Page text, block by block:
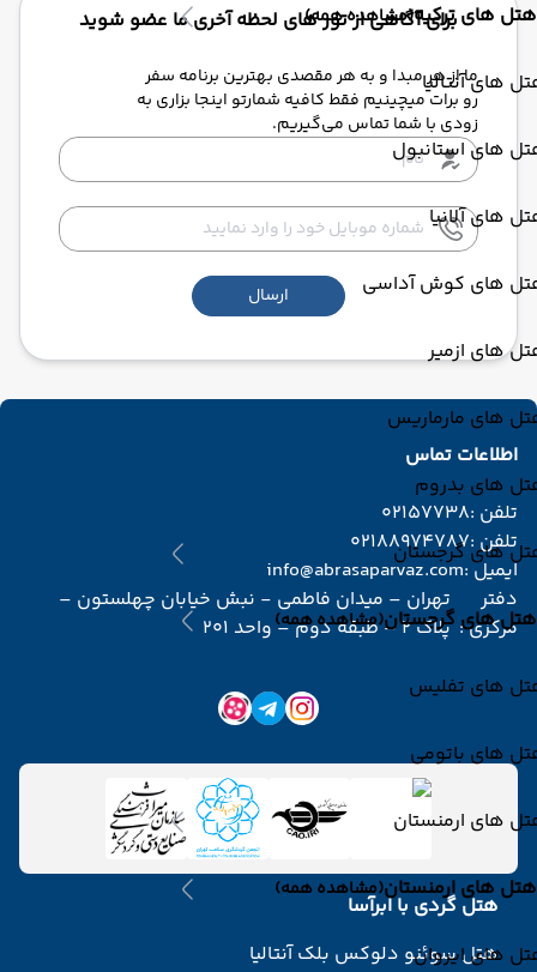
هتل های ترکیه(مشاهده همه)
های آنتالیا
های استانبول
های آلانیا
های کوش آداسی
های ازمیر
های مارماریس
های بدروم
های گرجستان
هتل های گرجستان(مشاهده همه)
های تفلیس
های باتومی
های ارمنستان
هتل های ارمنستان(مشاهده همه)
های ایروان
برای آگاهی از تور های لحظه آخری ما عضو شوید
ما از هر مبدا و به هر مقصدی بهترین برنامه سفر
رو برات میچینیم فقط کافیه شمارتو اینجا بزاری به
زودی با شما تماس می‌گیریم.
ارسال
اطلاعات تماس
تلفن :02157738
تلفن :02188974787
ایمیل :info@abrasaparvaz.com
دفتر
مرکزی :
تهران – میدان فاطمی - نبش خیابان چهلستون –
پلاک 2 – طبقه دوم – واحد 201
هتل گردی با ابرآسا
هتل سوئنو دلوکس بلک آنتالیا